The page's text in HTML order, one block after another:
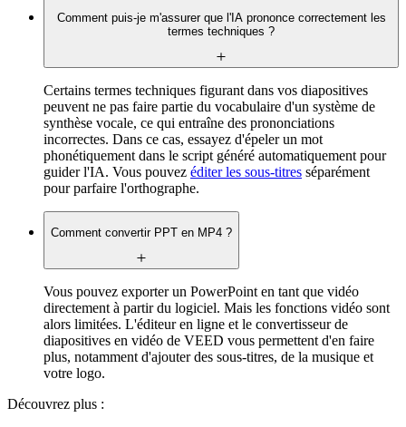
Comment puis-je m'assurer que l'IA prononce correctement les
termes techniques ?
Certains termes techniques figurant dans vos diapositives
peuvent ne pas faire partie du vocabulaire d'un système de
synthèse vocale, ce qui entraîne des prononciations
incorrectes. Dans ce cas, essayez d'épeler un mot
phonétiquement dans le script généré automatiquement pour
guider l'IA. Vous pouvez éditer les sous-titres séparément
pour parfaire l'orthographe.
Comment convertir PPT en MP4 ?
Vous pouvez exporter un PowerPoint en tant que vidéo
directement à partir du logiciel. Mais les fonctions vidéo sont
alors limitées. L'éditeur en ligne et le convertisseur de
diapositives en vidéo de VEED vous permettent d'en faire
plus, notamment d'ajouter des sous-titres, de la musique et
votre logo.
Découvrez plus :